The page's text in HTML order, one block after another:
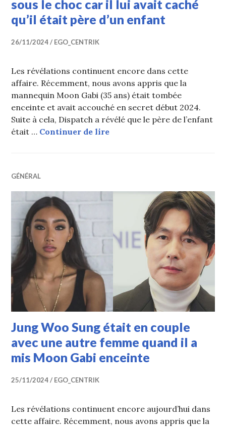
sous le choc car il lui avait caché
qu’il était père d’un enfant
26/11/2024 EGO_CENTRIK
Les révélations continuent encore dans cette
affaire. Récemment, nous avons appris que la
mannequin Moon Gabi (35 ans) était tombée
enceinte et avait accouché en secret début 2024.
Suite à cela, Dispatch a révélé que le père de l’enfant
était … Continuer de lireLa petite amie de Jung Woo
GÉNÉRAL
Jung Woo Sung était en couple
avec une autre femme quand il a
mis Moon Gabi enceinte
25/11/2024 EGO_CENTRIK
Les révélations continuent encore aujourd’hui dans
cette affaire. Récemment, nous avons appris que la